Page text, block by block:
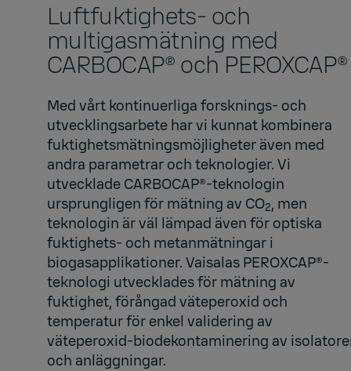
Luftfuktighets- och
multigasmätning med
CARBOCAP® och PEROXCAP®
Med vårt kontinuerliga forsknings- och
utvecklingsarbete har vi kunnat kombinera
fuktighetsmätningsmöjligheter även med
andra parametrar och teknologier. Vi
utvecklade CARBOCAP®-teknologin
ursprungligen för mätning av CO2, men
teknologin är väl lämpad även för optiska
fuktighets- och metanmätningar i
biogasapplikationer. Vaisalas PEROXCAP®-
teknologi utvecklades för mätning av
fuktighet, förångad väteperoxid och
temperatur för enkel validering av
väteperoxid-biodekontaminering av
och anläggningar.